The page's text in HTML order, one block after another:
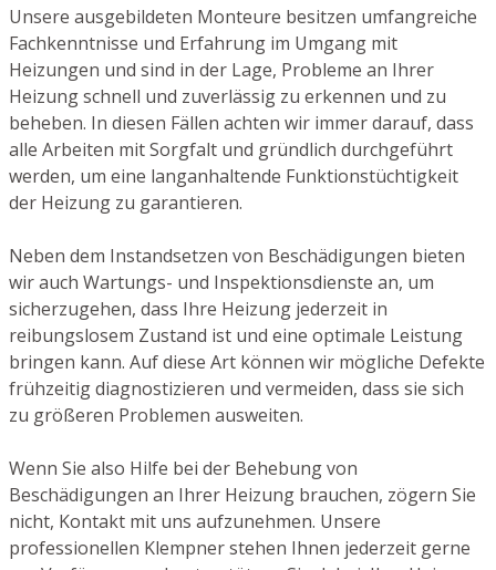
Unsere ausgebildeten Monteure besitzen umfangreiche
Fachkenntnisse und Erfahrung im Umgang mit
Heizungen und sind in der Lage, Probleme an Ihrer
Heizung schnell und zuverlässig zu erkennen und zu
beheben. In diesen Fällen achten wir immer darauf, dass
alle Arbeiten mit Sorgfalt und gründlich durchgeführt
werden, um eine langanhaltende Funktionstüchtigkeit
der Heizung zu garantieren.
Neben dem Instandsetzen von Beschädigungen bieten
wir auch Wartungs- und Inspektionsdienste an, um
sicherzugehen, dass Ihre Heizung jederzeit in
reibungslosem Zustand ist und eine optimale Leistung
bringen kann. Auf diese Art können wir mögliche Defekte
frühzeitig diagnostizieren und vermeiden, dass sie sich
zu größeren Problemen ausweiten.
Wenn Sie also Hilfe bei der Behebung von
Beschädigungen an Ihrer Heizung brauchen, zögern Sie
nicht, Kontakt mit uns aufzunehmen. Unsere
professionellen Klempner stehen Ihnen jederzeit gerne